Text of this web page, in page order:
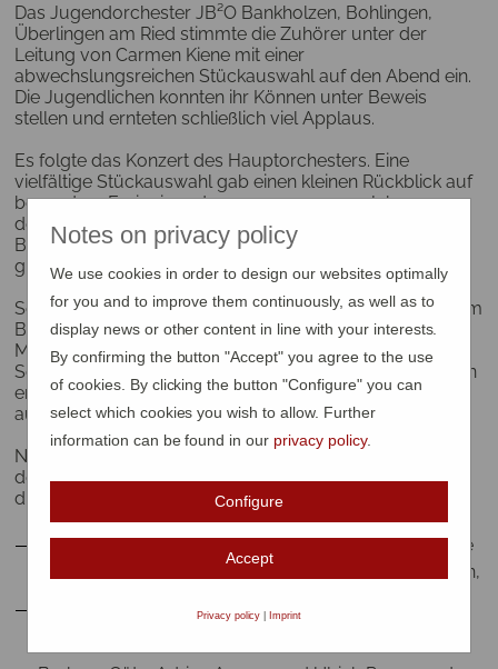
Das Jugendorchester JB²O Bankholzen, Bohlingen,
Überlingen am Ried stimmte die Zuhörer unter der
Leitung von Carmen Kiene mit einer
abwechslungsreichen Stückauswahl auf den Abend ein.
Die Jugendlichen konnten ihr Können unter Beweis
stellen und ernteten schließlich viel Applaus.
Es folgte das Konzert des Hauptorchesters. Eine
vielfältige Stückauswahl gab einen kleinen Rückblick auf
besondere Ereignisse der vergangenen 50 Jahre, von
der Mondlandung mit dem Stück Apollo 13 bis hin zur
Besteigung des Mount Everest mit dem
gleichnamigen Titel.
Sebastian Rieger dirigierte, als derzeit jüngster Dirigent im
Bezirk, das erste Mal ein Konzert als neuer Dirigent des
Musikvereins Bankholzen. Sebastian Rieger hatte im
Sommer den Taktstock übernommen und meisterte sein
erstes Konzert unter viel Applaus vor dem
ausverkauften Bürgerhaus mit Bravour.
Nach dem ersten Teil des Konzerts wurden
des Blasmusikverband Hegau Bodensee, vertreten
durch Klaus Hofer, vorgenommen.
Philipp Schmid, einer der Solisten des Abends, wurde
das Jungmusikerleistungsabzeichen in Gold verliehen,
Sina Zirell und Nicolas Streit, erhielten
Notes on privacy policy
We use cookies in order to design our websites optimally
for you and to improve them continuously, as well as to
display news or other content in line with your interests.
By confirming the button "Accept" you agree to the use
of cookies. By clicking the button "Configure" you can
select which cookies you wish to allow. Further
information can be found in our privacy policy.
Configure
Accept
Privacy policy Imprint